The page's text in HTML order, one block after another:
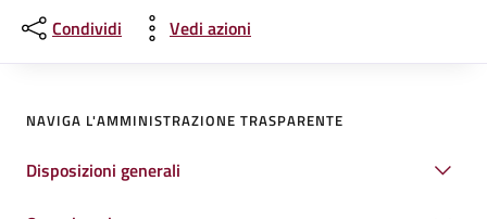
Condividi Vedi azioni
NAVIGA L'AMMINISTRAZIONE TRASPARENTE
Disposizioni generali